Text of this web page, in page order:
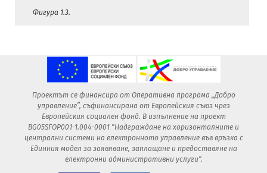
Фигура 1.3.
Проектът се финансира от Оперативна програма „Добро
управление”, съфинансирана от Европейския съюз чрез
Европейския социален фонд. В изпълнение на проект
BG05SFOP001-1.004-0001 "Надграждане на хоризонталните и
централни системи на електронното управление във връзка с
Единния модел за заявяване, заплащане и предоставяне на
електронни административни услуги".